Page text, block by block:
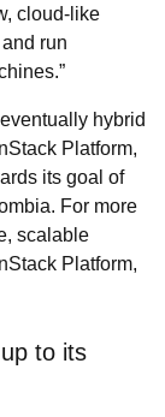
cloud-like
run
hybrid
Platform,
its goal of
For more
scalable
Platform,
to its